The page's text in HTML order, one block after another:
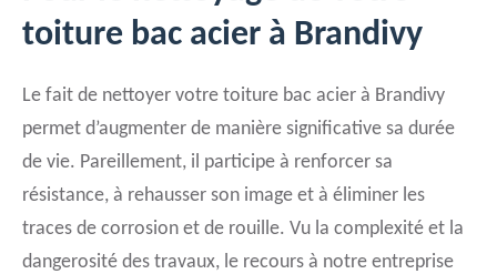
toiture bac acier à Brandivy
Le fait de nettoyer votre toiture bac acier à Brandivy
permet d’augmenter de manière significative sa durée
de vie. Pareillement, il participe à renforcer sa
résistance, à rehausser son image et à éliminer les
traces de corrosion et de rouille. Vu la complexité et la
dangerosité des travaux, le recours à notre entreprise